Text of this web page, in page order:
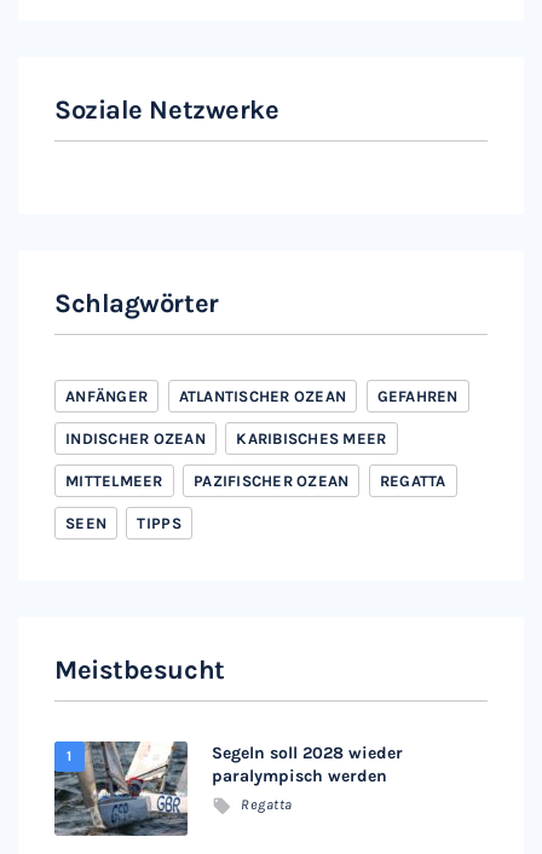
Soziale Netzwerke
Schlagwörter
ANFÄNGER ATLANTISCHER OZEAN GEFAHREN
INDISCHER OZEAN KARIBISCHES MEER
MITTELMEER PAZIFISCHER OZEAN REGATTA
SEEN TIPPS
Meistbesucht
Segeln soll 2028 wieder
paralympisch werden
Regatta